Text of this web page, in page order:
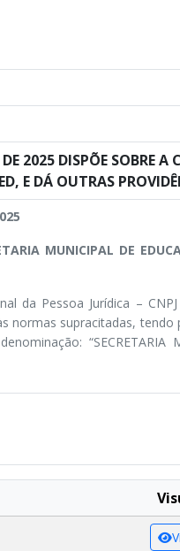
2025 DISPÕE SOBRE A
E DÁ OUTRAS
MUNICIPAL DE
da Pessoa Jurídica –
normas supracitadas,
“SECRETARIA